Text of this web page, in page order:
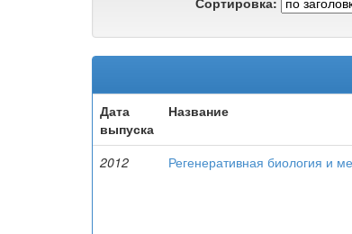
Дата
выпуска
Название
2012 Регенеративная биология и